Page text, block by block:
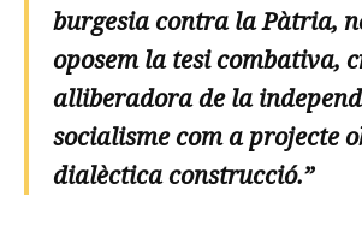
burgesia contra la Pàtria,
oposem la tesi combativa,
alliberadora de la
socialisme com a projecte
dialèctica construcció.”